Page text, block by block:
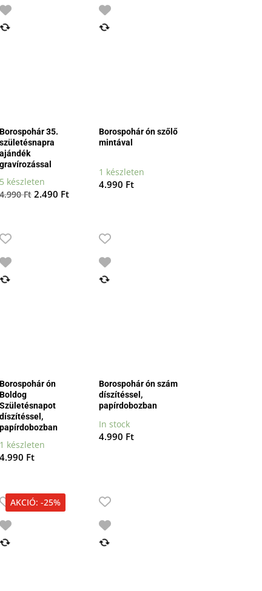
Borospohár 35.
születésnapra
ajándék
gravírozással
5 készleten
Ft Original
2.490 FtCurrent
Borospohár ón szőlő
mintával
1 készleten
4.990 Ft
Borospohár ón
Boldog
Születésnapot
díszítéssel,
papírdobozban
1 készleten
4.990 Ft
Borospohár ón szám
díszítéssel,
papírdobozban
In stock
4.990 Ft
AKCIÓ: -25%